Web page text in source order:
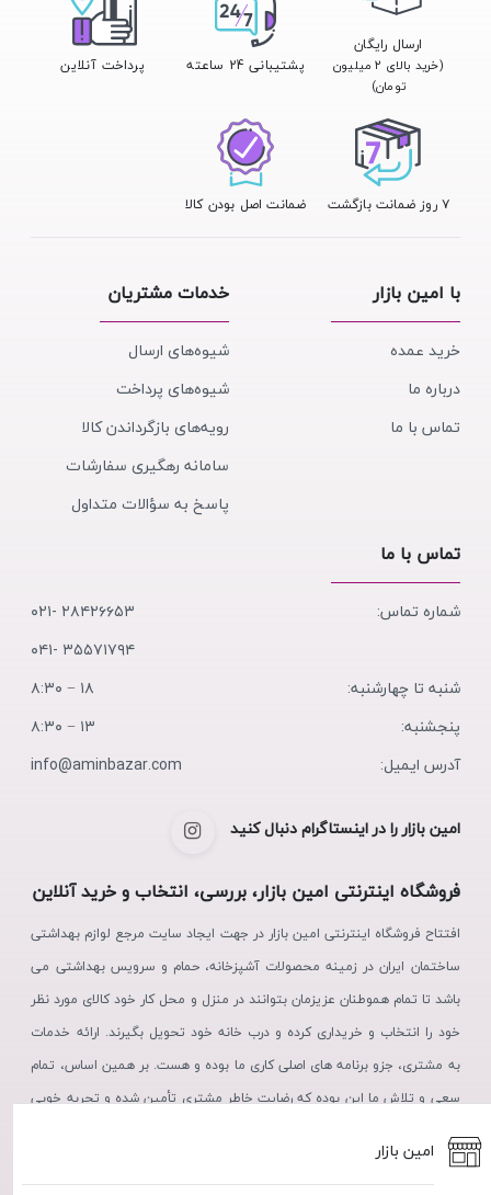
امین بازار
ارسال رایگان
(خرید بالای ۲ میلیون
تومان)
پشتیبانی 24 ساعته پرداخت آنلاین
۷ روز ضمانت بازگشت ضمانت اصل بودن کالا
با امین بازار
خرید عمده
درباره ما
تماس با ما
خدمات مشتریان
شیوه‌های ارسال
شیوه‌های پرداخت
رویه‌های بازگرداندن کالا
سامانه رهگیری سفارشات
پاسخ به سؤالات متداول
تماس با ما
شماره تماس:
۲۸۴۲۶۶۵۳ -۰۲۱
۳۵۵۷۱۷۹۴ -۰۴۱
شنبه تا چهارشنبه:
۱۸ − ۸:۳۰
پنجشنبه:
۱۳ − ۸:۳۰
آدرس ایمیل:
info@aminbazar.com
امین بازار را در اینستاگرام دنبال کنید
فروشگاه اینترنتی امین بازار، بررسی، انتخاب و خرید آنلاین
افتتاح فروشگاه اینترنتی امین بازار در جهت ایجاد سایت مرجع لوازم بهداشتی
ساختمان ایران در زمینه محصولات آشپزخانه، حمام و سرویس بهداشتی می
باشد تا تمام هموطنان عزیزمان بتوانند در منزل و محل کار خود کالای مورد نظر
خود را انتخاب و خریداری کرده و درب خانه خود تحویل بگیرند. ارائه خدمات
به مشتری، جزو برنامه های اصلی کاری ما بوده و هست. بر همین اساس، تمام
سعی و تلاش ما این بوده که رضایت خاطر مشتری تأمین شده و تجربه خوبی
از خرید، در ذهن مشتریان عزیز نقش بندد.